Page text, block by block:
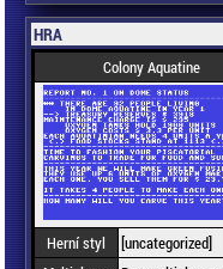
HRA
Colony Aquatine
Herní styl
[uncategorized]